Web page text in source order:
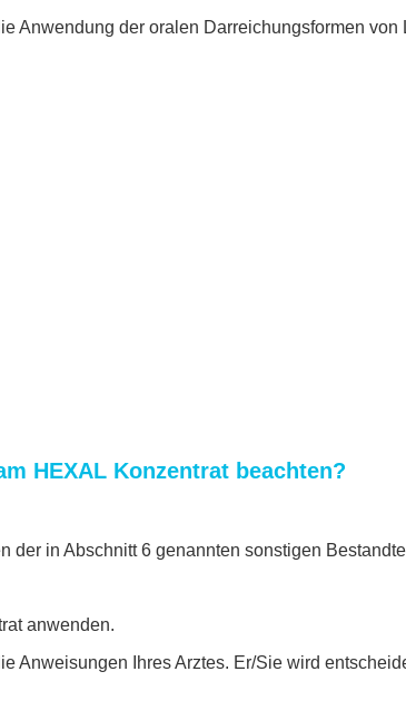
Anwendung der oralen Darreichungsformen von
HEXAL Konzentrat beachten?
in Abschnitt 6 genannten sonstigen
anwenden.
Anweisungen Ihres Arztes. Er/Sie wird